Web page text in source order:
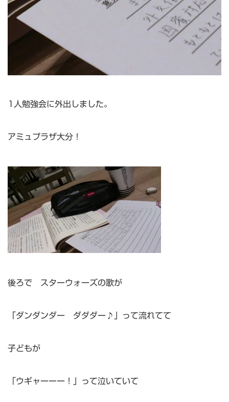
1人勉強会に外出しました。
アミュプラザ大分！
後ろで スターウォーズの歌が
「ダンダンダー ダダダー♪」って流れてて
子どもが
「ウギャーーー！」って泣いていて